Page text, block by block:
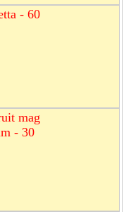
- 60
mag
- 30